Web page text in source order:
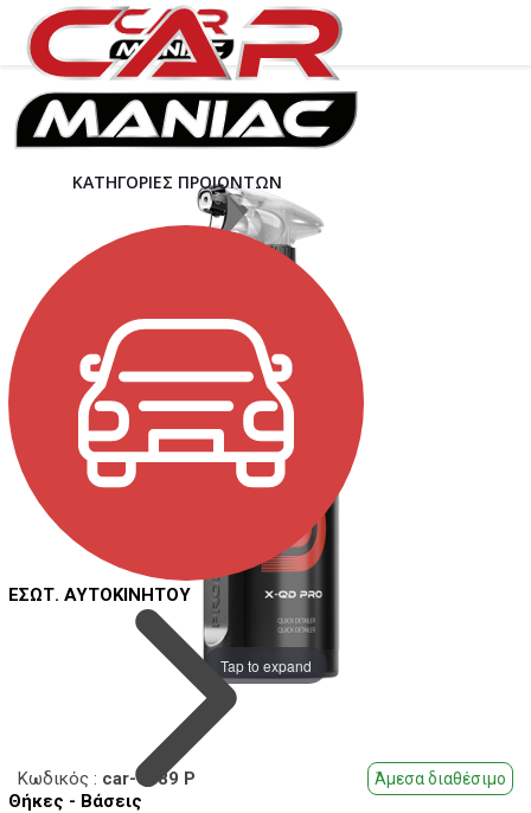
ΚΑΤΗΓΟΡΙΕΣ ΠΡΟΙΟΝΤΩΝ
ΕΣΩΤ. ΑΥΤΟΚΙΝΗΤΟΥ
Θήκες - Βάσεις
Tap to expand
Κωδικός : car-6189 P Άμεσα διαθέσιμο